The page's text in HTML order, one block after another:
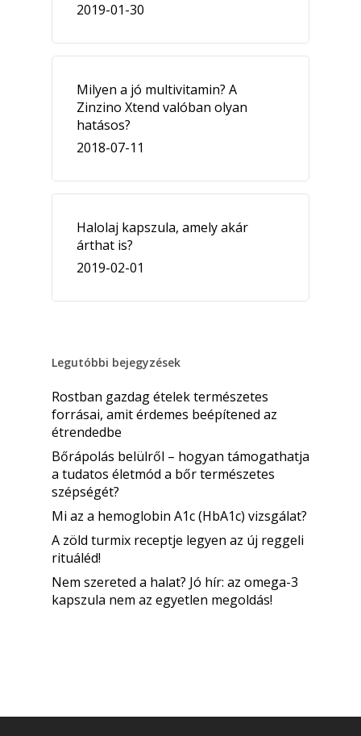
2019-01-30
Milyen a jó multivitamin? A
Zinzino Xtend valóban olyan
hatásos?
2018-07-11
Halolaj kapszula, amely akár
árthat is?
2019-02-01
Legutóbbi bejegyzések
Rostban gazdag ételek természetes
forrásai, amit érdemes beépítened az
étrendedbe
Bőrápolás belülről – hogyan támogathatja
a tudatos életmód a bőr természetes
szépségét?
Mi az a hemoglobin A1c (HbA1c) vizsgálat?
A zöld turmix receptje legyen az új reggeli
rituáléd!
Nem szereted a halat? Jó hír: az omega-3
kapszula nem az egyetlen megoldás!